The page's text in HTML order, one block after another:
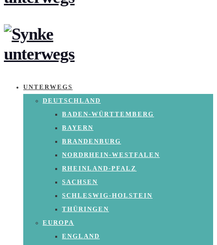
UNTERWEGS
DEUTSCHLAND
BADEN-WÜRTTEMBERG
BAYERN
BRANDENBURG
NORDRHEIN-WESTFALEN
RHEINLAND-PFALZ
SACHSEN
SCHLESWIG-HOLSTEIN
THÜRINGEN
EUROPA
ENGLAND